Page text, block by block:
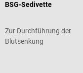
BSG-Sedivette
Zur Durchführung der
Blutsenkung